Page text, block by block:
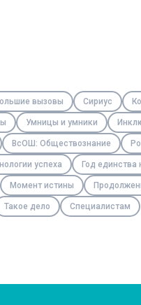
вызовы Сириус
Умницы и умники
ВсОШ: Обществознание
успеха Год единства
Момент истины
Такое дело Специалистам